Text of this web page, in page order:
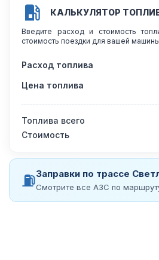
КАЛЬКУЛЯТОР
Введите расход и стоимость
стоимость поездки для вашей машины
Расход топлива
Цена топлива
Топлива всего
Стоимость
⛽Заправки по трассе
Смотрите все АЗС по